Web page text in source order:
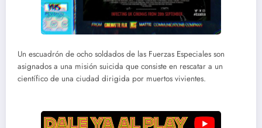
Un escuadrón de ocho soldados de las Fuerzas Especiales son
asignados a una misión suicida que consiste en rescatar a un
científico de una ciudad dirigida por muertos vivientes.